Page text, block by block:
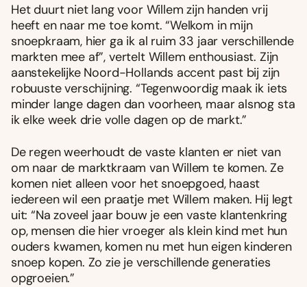
Het duurt niet lang voor Willem zijn handen vrij
heeft en naar me toe komt. “Welkom in mijn
snoepkraam, hier ga ik al ruim 33 jaar verschillende
markten mee af”, vertelt Willem enthousiast. Zijn
aanstekelijke Noord-Hollands accent past bij zijn
robuuste verschijning. “Tegenwoordig maak ik iets
minder lange dagen dan voorheen, maar alsnog sta
ik elke week drie volle dagen op de markt.”
De regen weerhoudt de vaste klanten er niet van
om naar de marktkraam van Willem te komen. Ze
komen niet alleen voor het snoepgoed, haast
iedereen wil een praatje met Willem maken. Hij legt
uit: “Na zoveel jaar bouw je een vaste klantenkring
op, mensen die hier vroeger als klein kind met hun
ouders kwamen, komen nu met hun eigen kinderen
snoep kopen. Zo zie je verschillende generaties
opgroeien.”